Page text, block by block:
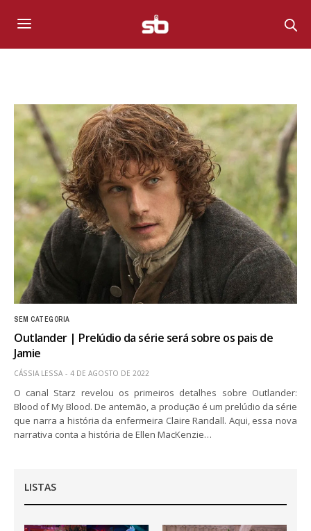
SEM CATEGORIA
Outlander | Prelúdio da série será sobre os pais de
Jamie
CÁSSIA LESSA 4 DE AGOSTO DE 2022
O canal Starz revelou os primeiros detalhes sobre Outlander:
Blood of My Blood. De antemão, a produção é um prelúdio da série
que narra a história da enfermeira Claire Randall. Aqui, essa nova
narrativa conta a história de Ellen MacKenzie…
LISTAS